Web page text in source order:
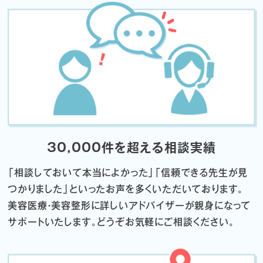
30,000件を超える相談実績
「相談しておいて本当によかった」「信頼できる先生が見
つかりました」 といったお声を多くいただいております。
美容医療・美容整形に詳しいアドバイザーが親身になって
サポートいたします。 どうぞお気軽にご相談ください。